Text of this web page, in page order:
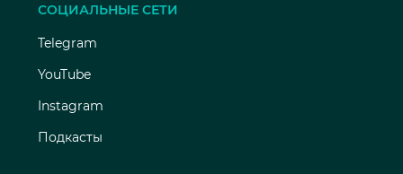
СОЦИАЛЬНЫЕ СЕТИ
Telegram
YouTube
Instagram
Подкасты